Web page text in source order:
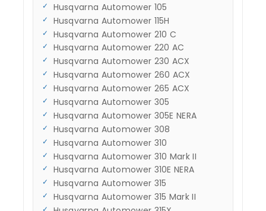
Husqvarna Automower 105
Husqvarna Automower 115H
Husqvarna Automower 210 C
Husqvarna Automower 220 AC
Husqvarna Automower 230 ACX
Husqvarna Automower 260 ACX
Husqvarna Automower 265 ACX
Husqvarna Automower 305
Husqvarna Automower 305E NERA
Husqvarna Automower 308
Husqvarna Automower 310
Husqvarna Automower 310 Mark II
Husqvarna Automower 310E NERA
Husqvarna Automower 315
Husqvarna Automower 315 Mark II